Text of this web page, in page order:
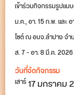
เข้าร่วมกิจกรรมรูปแบ
ม.ค., อา. 15 ก.พ. และ
ไซต์ ณ อบจ.ลำปาง จำ
ส. 7 – อา. 8 มี.ค. 2026
วันที่จัดกิจกรรม
เสาร์17มกราคม